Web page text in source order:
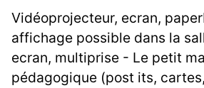
Vidéoprojecteur, ecran,
affichage possible dans la
ecran, multiprise - Le petit
pédagogique (post its,